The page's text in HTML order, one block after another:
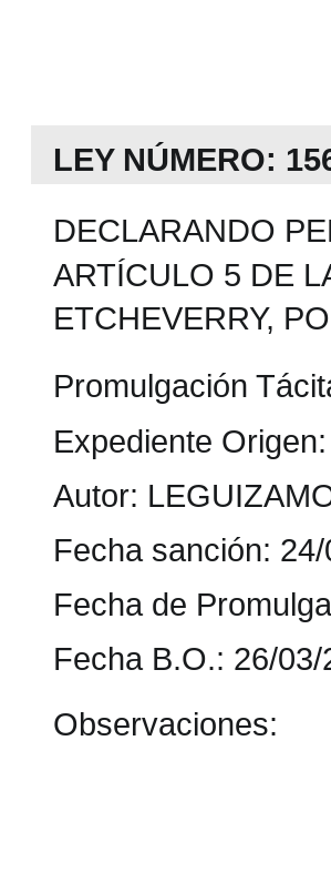
LEY NÚMERO:
DECLARANDO
ARTÍCULO 5 DE
ETCHEVERRY,
Promulgación
Expediente Origen:
Autor:
Fecha sanción:
Fecha de
Fecha B.O.: 26/03/
Observaciones: